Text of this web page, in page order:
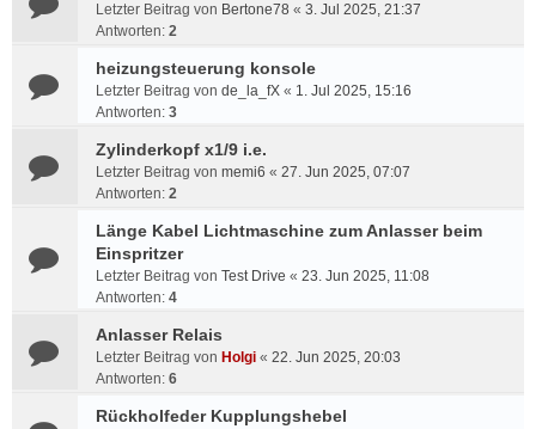
Letzter Beitrag von Bertone78 « 3. Jul 2025, 21:37
Antworten: 2
heizungsteuerung konsole
Letzter Beitrag von de_la_fX « 1. Jul 2025, 15:16
Antworten: 3
Zylinderkopf x1/9 i.e.
Letzter Beitrag von memi6 « 27. Jun 2025, 07:07
Antworten: 2
Länge Kabel Lichtmaschine zum Anlasser beim
Einspritzer
Letzter Beitrag von Test Drive « 23. Jun 2025, 11:08
Antworten: 4
Anlasser Relais
Letzter Beitrag von Holgi « 22. Jun 2025, 20:03
Antworten: 6
Rückholfeder Kupplungshebel